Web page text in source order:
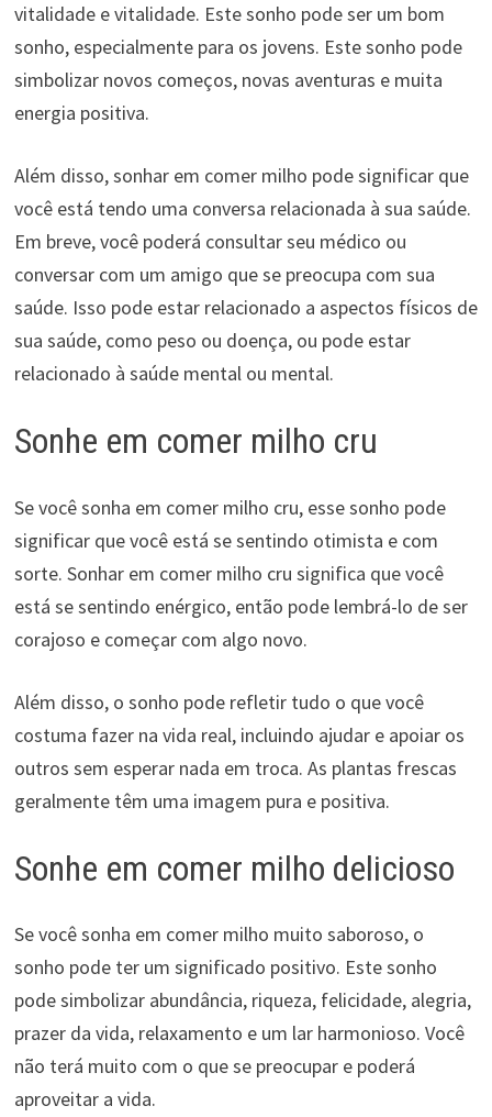
vitalidade e vitalidade. Este sonho pode ser um bom
sonho, especialmente para os jovens. Este sonho pode
simbolizar novos começos, novas aventuras e muita
energia positiva.
Além disso, sonhar em comer milho pode significar que
você está tendo uma conversa relacionada à sua saúde.
Em breve, você poderá consultar seu médico ou
conversar com um amigo que se preocupa com sua
saúde. Isso pode estar relacionado a aspectos físicos de
sua saúde, como peso ou doença, ou pode estar
relacionado à saúde mental ou mental.
Sonhe em comer milho cru
Se você sonha em comer milho cru, esse sonho pode
significar que você está se sentindo otimista e com
sorte. Sonhar em comer milho cru significa que você
está se sentindo enérgico, então pode lembrá-lo de ser
corajoso e começar com algo novo.
Além disso, o sonho pode refletir tudo o que você
costuma fazer na vida real, incluindo ajudar e apoiar os
outros sem esperar nada em troca. As plantas frescas
geralmente têm uma imagem pura e positiva.
Sonhe em comer milho delicioso
Se você sonha em comer milho muito saboroso, o
sonho pode ter um significado positivo. Este sonho
pode simbolizar abundância, riqueza, felicidade, alegria,
prazer da vida, relaxamento e um lar harmonioso. Você
não terá muito com o que se preocupar e poderá
aproveitar a vida.